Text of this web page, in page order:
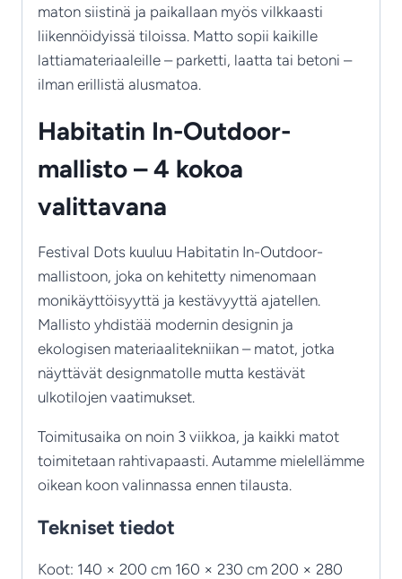
maton siistinä ja paikallaan myös vilkkaasti
liikennöidyissä tiloissa. Matto sopii kaikille
lattiamateriaaleille – parketti, laatta tai betoni –
ilman erillistä alusmatoa.
Habitatin In-Outdoor-
mallisto – 4 kokoa
valittavana
Festival Dots kuuluu Habitatin In-Outdoor-
mallistoon, joka on kehitetty nimenomaan
monikäyttöisyyttä ja kestävyyttä ajatellen.
Mallisto yhdistää modernin designin ja
ekologisen materiaalitekniikan – matot, jotka
näyttävät designmatolle mutta kestävät
ulkotilojen vaatimukset.
Toimitusaika on noin 3 viikkoa, ja kaikki matot
toimitetaan rahtivapaasti. Autamme mielellämme
oikean koon valinnassa ennen tilausta.
Tekniset tiedot
Koot: 140 × 200 cm 160 × 230 cm 200 × 280